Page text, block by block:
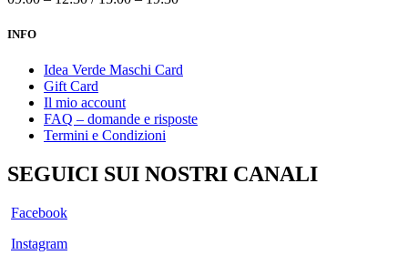
INFO
Idea Verde Maschi Card
Gift Card
Il mio account
FAQ – domande e risposte
Termini e Condizioni
SEGUICI SUI NOSTRI CANALI
Facebook
Instagram